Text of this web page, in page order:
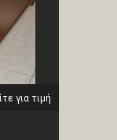
για τιμή